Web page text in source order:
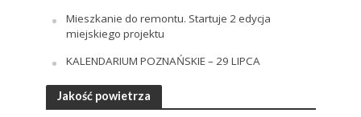
Mieszkanie do remontu. Startuje 2 edycja
miejskiego projektu
KALENDARIUM POZNAŃSKIE – 29 LIPCA
Jakość powietrza